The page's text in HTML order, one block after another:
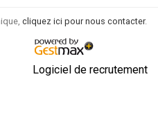
cliquez ici pour nous contacter.
Logiciel de recrutement